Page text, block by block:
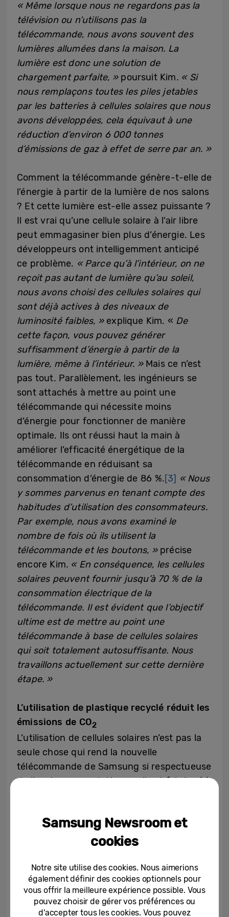
« Même lorsque nous ne regardons pas la
télévision ou n’utilisons pas la
télécommande, nous avons souvent des
lumières allumées dans la maison. La
lumière est donc une solution de
chargement parfaite, » poursuit Kim. « Si
nous remplaçons toutes les piles jetables
par les batteries à cellules solaires que nous
avons développées, cela équivaut à une
réduction d’environ 6 000 tonnes
d’émissions de gaz à effet de serre par an. »
Comment la télécommande génère-t-elle de
l’énergie à partir de la lumière de nos salons
? Et cette lumière est-elle assez puissante ?
Il est vrai qu’une cellule solaire à l’air libre
peut emmagasiner bien plus d’énergie. Les
développeurs ont intelligemment anticipé
ce problème. « Parce qu’à l’intérieur, on ne
reçoit pas autant de lumière qu’au soleil,
nous avons choisi des cellules solaires qui
sont déjà actives à des niveaux de
luminosité faibles, »explique Kim. « De
cette façon, vous pouvez générer
suffisamment d’énergie à partir de la
lumière, même à l’intérieur. »Mais ce n’est
pas tout. Parallèlement, les ingénieurs se
sont attachés à mettre au point une
télécommande qui nécessite moins
d’énergie pour fonctionner de manière
optimale. Ils ont réussi haut la main à
améliorer l’efficacité énergétique de la
télécommande en réduisant sa
consommation d’énergie de 86 %.[3] « Nous
y sommes parvenus en tenant compte des
habitudes d’utilisation des consommateurs.
Par exemple, nous avons examiné le
nombre de fois où ils utilisent la
télécommande et les boutons, » précise
encore Kim. « En conséquence, les cellules
solaires peuvent fournir jusqu’à 70 % de la
consommation électrique de la
télécommande. Il est évident que l’objectif
ultime est de mettre au point une
télécommande à base de cellules solaires
qui soit totalement autosuffisante. Nous
travaillons actuellement sur cette dernière
étape. »
L’utilisation de plastique recyclé réduit les
émissions de CO2
L’utilisation de cellules solaires n’est pas la
seule chose qui rend la nouvelle
télécommande de Samsung si respectueuse
de l’environnement. L’appareil est fabriqué à
ses produits depuis un certain temps déjà.
L’entreprise a d’ailleurs déjà reçu plusieurs
direction-là.
Le plastique recyclé a aussi ses
inconvénients, mais nous continuons à
Samsung Newsroom et
cookies
Notre site utilise des cookies. Nous aimerions
également définir des cookies optionnels pour
vous offrir la meilleure expérience possible. Vous
pouvez choisir de gérer vos préférences ou
d'accepter tous les cookies. Vous pouvez